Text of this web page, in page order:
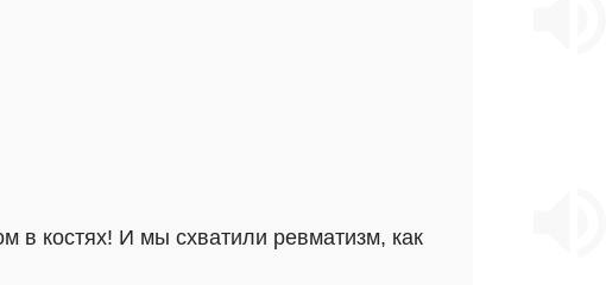
костях! И мы схватили ревматизм, как